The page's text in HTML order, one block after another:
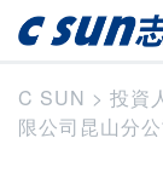
C SUN > 投資
限公司昆山分